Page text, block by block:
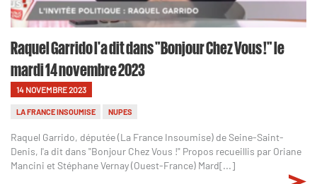
Raquel Garrido l'a dit dans "Bonjour Chez Vous !" le
mardi 14 novembre 2023
14 NOVEMBRE 2023
LA FRANCE INSOUMISE NUPES
Raquel Garrido, députée (La France Insoumise) de Seine-Saint-
Denis, l'a dit dans "Bonjour Chez Vous !" Propos recueillis par Oriane
Mancini et Stéphane Vernay (Ouest-France) Mard[...]